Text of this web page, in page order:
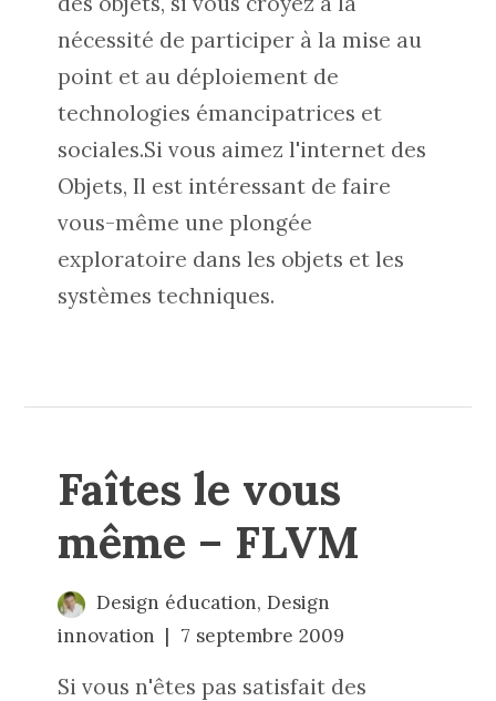
nécessité de participer à la mise au
point et au déploiement de
technologies émancipatrices et
sociales.Si vous aimez l'internet des
Objets, Il est intéressant de faire
vous-même une plongée
exploratoire dans les objets et les
systèmes techniques.
Faîtes le vous
même – FLVM
Design éducation, Design
innovation
7 septembre 2009
Si vous n'êtes pas satisfait des